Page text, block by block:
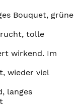
Bouquet, grüne
tolle
wirkend. Im
wieder viel
langes